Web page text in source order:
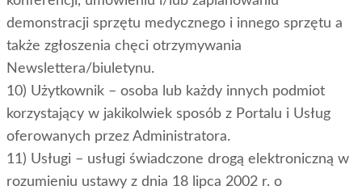
demonstracji sprzętu medycznego i innego sprzętu a
także zgłoszenia chęci otrzymywania
Newslettera/biuletynu.
10) Użytkownik – osoba lub każdy innych podmiot
korzystający w jakikolwiek sposób z Portalu i Usług
oferowanych przez Administratora.
11) Usługi – usługi świadczone drogą elektroniczną w
rozumieniu ustawy z dnia 18 lipca 2002 r. o